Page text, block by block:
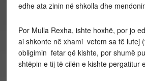
edhe ata zinin në shkolla dhe
Por Mulla Rexha, ishte hoxhë, por jo
ai shkonte në xhami vetem sa të lutej
obligimin fetar që kishte, por shumë
shtëpin e tij të cilën e kishte pergatitur